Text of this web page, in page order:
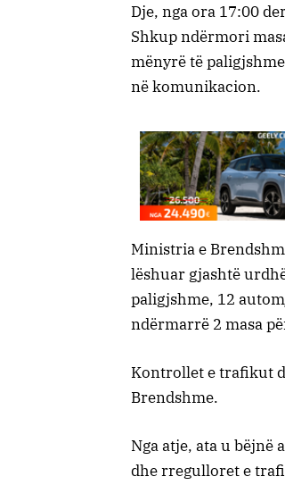
Dje, nga ora 17:00
Shkup ndërmori
mënyrë të
në komunikacion.
Ministria e
lëshuar gjashtë
paligjshme, 12
ndërmarrë 2 masa
Kontrollet e trafikut
Brendshme.
Nga atje, ata u
dhe rregulloret e